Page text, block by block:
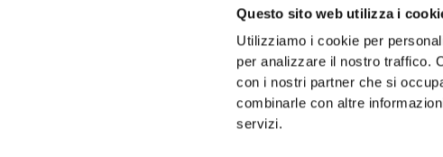
Questo sito web utilizza i
Utilizziamo i cookie per
per analizzare il nostro traffico.
con i nostri partner che si
combinarle con altre
servizi.